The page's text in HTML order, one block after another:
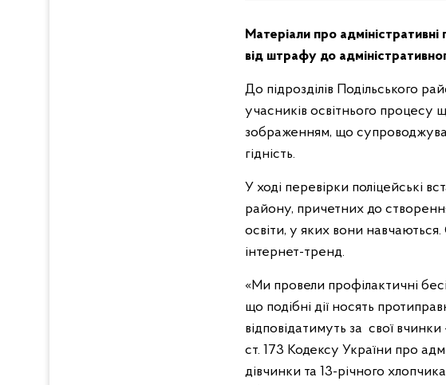
Матеріали про
від штрафу до
До підрозділів Подільського
учасників освітнього процесу
зображенням, що
гідність.
У ході перевірки поліцейські
району, причетних до
освіти, у яких вони
інтернет-тренд.
«Ми провели профілактичні
що подібні дії носять
відповідатимуть за свої
ст. 173 Кодексу України про
дівчинки та 13-річного